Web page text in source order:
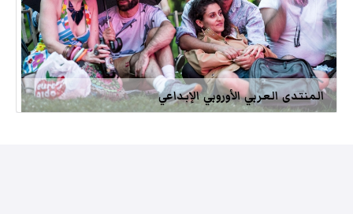
المنتدى العربي الأوروبي الإبداعي